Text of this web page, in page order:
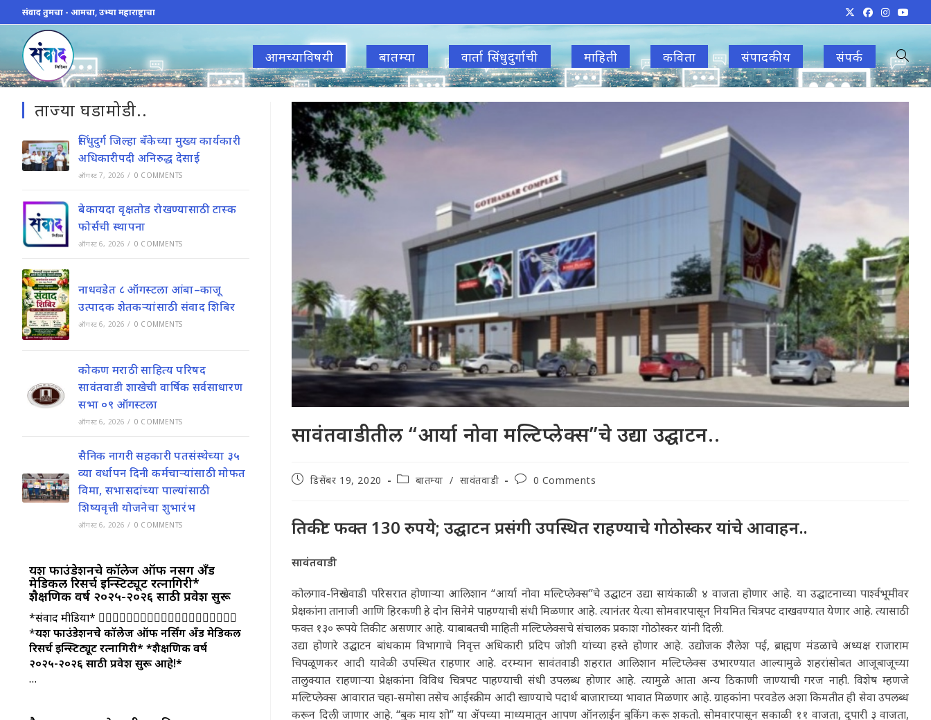
to
content
संवाद तुमचा - आमचा, उभ्या महाराष्ट्राचा
आमच्याविषयी बातम्या वार्ता सिंधुदुर्गाची माहिती कविता संपादकीय संपर्क Toggle
सावंतवाडीतील “आर्या नोवा मल्टिप्लेक्स”चे उद्या उद्घाटन..
Postडिसेंबर 19, 2020
Postबातम्या / सावंतवाडी
Post0 Comments
तिकीट फक्त 130 रुपये; उद्घाटन प्रसंगी उपस्थित राहण्याचे गोठोस्कर यांचे आवाहन..
सावंतवाडी
कोलगाव-निरुखेवाडी परिसरात होणाऱ्या आलिशान “आर्या नोवा मल्टिप्लेक्स”चे उद्घाटन उद्या सायंकाळी ४ वाजता होणार आहे. या उद्घाटनाच्या पार्श्वभूमीवर
प्रेक्षकांना तानाजी आणि हिरकणी हे दोन सिनेमे पाहण्याची संधी मिळणार आहे. त्यानंतर येत्या सोमवारपासून नियमित चित्रपट दाखवण्यात येणार आहे. त्यासाठी
फक्त १३० रूपये तिकीट असणार आहे. याबाबतची माहिती मल्टिप्लेक्सचे संचालक प्रकाश गोठोस्कर यांनी दिली.
उद्या होणारे उद्घाटन बांधकाम विभागाचे निवृत्त अधिकारी प्रदिप जोशी यांच्या हस्ते होणार आहे. उद्योजक शैलेश पई, ब्राह्मण मंडळाचे अध्यक्ष राजाराम
चिपळूणकर आदी यावेळी उपस्थित राहणार आहे. दरम्यान सावंतवाडी शहरात आलिशान मल्टिप्लेक्स उभारण्यात आल्यामुळे शहरांसोबत आजूबाजूच्या
तालुक्यात राहणाऱ्या प्रेक्षकांना विविध चित्रपट पाहण्याची संधी उपलब्ध होणार आहे. त्यामुळे आता अन्य ठिकाणी जाण्याची गरज नाही. विशेष म्हणजे
मल्टिप्लेक्स आवारात चहा-समोसा तसेच आईस्क्रीम आदी खाण्याचे पदार्थ बाजाराच्या भावात मिळणार आहे. ग्राहकांना परवडेल अशा किमतीत ही सेवा उपलब्ध
करून दिली जाणार आहे. “बुक माय शो” या ॲपच्या माध्यमातून आपण ऑनलाईन बुकिंग करू शकतो. सोमवारपासून सकाळी ११ वाजता, दुपारी ३ वाजता,
ताज्या घडामोडी..
सिंधुदुर्ग जिल्हा बँकेच्या मुख्य कार्यकारी
अधिकारीपदी अनिरुद्ध देसाई
ऑगस्ट 7, 2026 / 0 COMMENTS
बेकायदा वृक्षतोड रोखण्यासाठी टास्क
फोर्सची स्थापना
ऑगस्ट 6, 2026 / 0 COMMENTS
नाधवडेत ८ ऑगस्टला आंबा–काजू
उत्पादक शेतकऱ्यांसाठी संवाद शिबिर
ऑगस्ट 6, 2026 / 0 COMMENTS
कोकण मराठी साहित्य परिषद
सावंतवाडी शाखेची वार्षिक सर्वसाधारण
सभा ०९ ऑगस्टला
ऑगस्ट 6, 2026 / 0 COMMENTS
सैनिक नागरी सहकारी पतसंस्थेच्या ३५
व्या वर्धापन दिनी कर्मचाऱ्यांसाठी मोफत
विमा, सभासदांच्या पाल्यांसाठी
शिष्यवृत्ती योजनेचा शुभारंभ
ऑगस्ट 6, 2026 / 0 COMMENTS
यश फाउंडेशनचे कॉलेज ऑफ नर्सिंग अँड
मेडिकल रिसर्च इन्स्टिट्यूट रत्नागिरी*
शैक्षणिक वर्ष २०२५-२०२६ साठी प्रवेश सुरू
*संवाद मीडिया* 👩‍⚕👨‍⚕👩‍⚕👨‍⚕👩‍⚕👨‍⚕👩‍⚕👨‍⚕👩‍⚕👨‍⚕
*यश फाउंडेशनचे कॉलेज ऑफ नर्सिंग अँड मेडिकल
रिसर्च इन्स्टिट्यूट रत्नागिरी**शैक्षणिक वर्ष
२०२५-२०२६ साठी प्रवेश सुरू आहे!*
…